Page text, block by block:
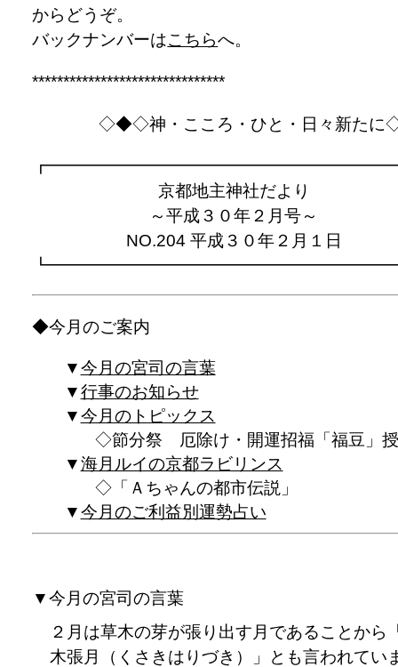
からどうぞ。
バックナンバーはこちらへ。
*******************************
◇◆◇神・こころ・ひと・日々新た
京都地主神社だより
～平成３０年２月号～
NO.204 平成３０年２月１日
◆今月のご案内
今月の宮司の言葉
行事のお知らせ
今月のトピックス
節分祭 厄除け・開運招福「福豆」
海月ルイの京都ラビリンス
「Ａちゃんの都市伝説」
今月のご利益別運勢占い
▼今月の宮司の言葉
２月は草木の芽が張り出す月であることから
木張月（くさきはりづき）」とも言われてい